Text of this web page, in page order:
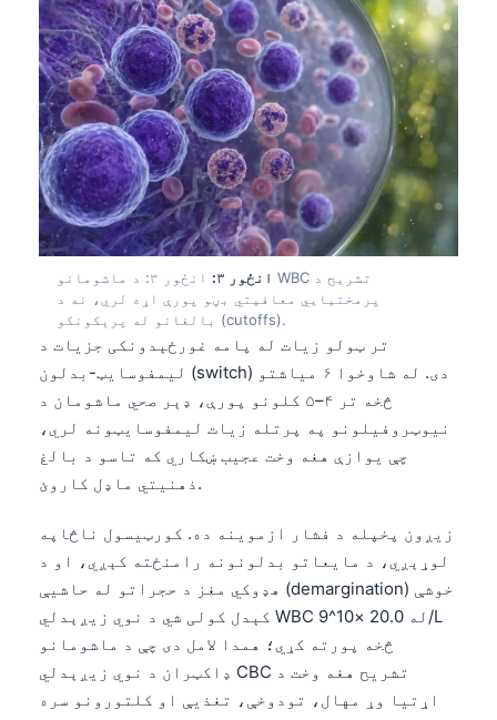
انځور ۳:
انځور ۳: د ماشومانو WBC تشریح د
پرمختیایي معافیتي بڼو پورې اړه لري، نه د
بالغانو له پرېکونکو (cutoffs).
تر ټولو زیات له پامه غورځېدونکی جزیات د
لیمفوسایټ-بدلون (switch) دی. له شاوخوا ۶ میاشتو
څخه تر ۴–۵ کلونو پورې، ډېر صحي ماشومان د
نیوټروفیلونو په پرتله زیات لیمفوسایټونه لري،
چې یوازې هغه وخت عجیب ښکاري که تاسو د بالغ
ذهنیتي ماډل کاروئ.
زیږون پخپله د فشار ازموینه ده. کورټیسول ناڅاپه
لوړېږي، د مایعاتو بدلونونه رامنځته کېږي، او د
هډوکي مغز د حجراتو له حاشیې (demargination) خوشې
کېدل کولی شي د نوي زیږېدلي WBC له 20.0 ×10^9/L
څخه پورته کړي؛ همدا لامل دی چې د ماشومانو
ډاکټران د نوي زیږېدلي CBC تشریح هغه وخت د
اړتیا وړ مهال، تودوخې، تغذیې او کلتورونو سره